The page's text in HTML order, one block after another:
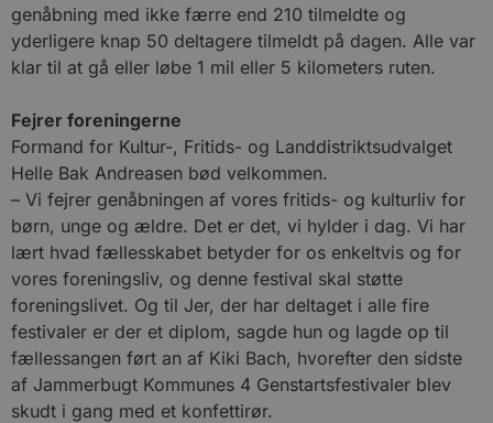
genåbning med ikke færre end 210 tilmeldte og
yderligere knap 50 deltagere tilmeldt på dagen. Alle var
klar til at gå eller løbe 1 mil eller 5 kilometers ruten.
Fejrer foreningerne
Formand for Kultur-, Fritids- og Landdistriktsudvalget
Helle Bak Andreasen bød velkommen.
– Vi fejrer genåbningen af vores fritids- og kulturliv for
børn, unge og ældre. Det er det, vi hylder i dag. Vi har
lært hvad fællesskabet betyder for os enkeltvis og for
vores foreningsliv, og denne festival skal støtte
foreningslivet. Og til Jer, der har deltaget i alle fire
festivaler er der et diplom, sagde hun og lagde op til
fællessangen ført an af Kiki Bach, hvorefter den sidste
af Jammerbugt Kommunes 4 Genstartsfestivaler blev
skudt i gang med et konfettirør.